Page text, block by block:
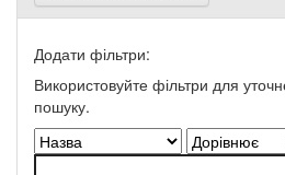
Додати фільтри:
Використовуйте фільтри для
пошуку.